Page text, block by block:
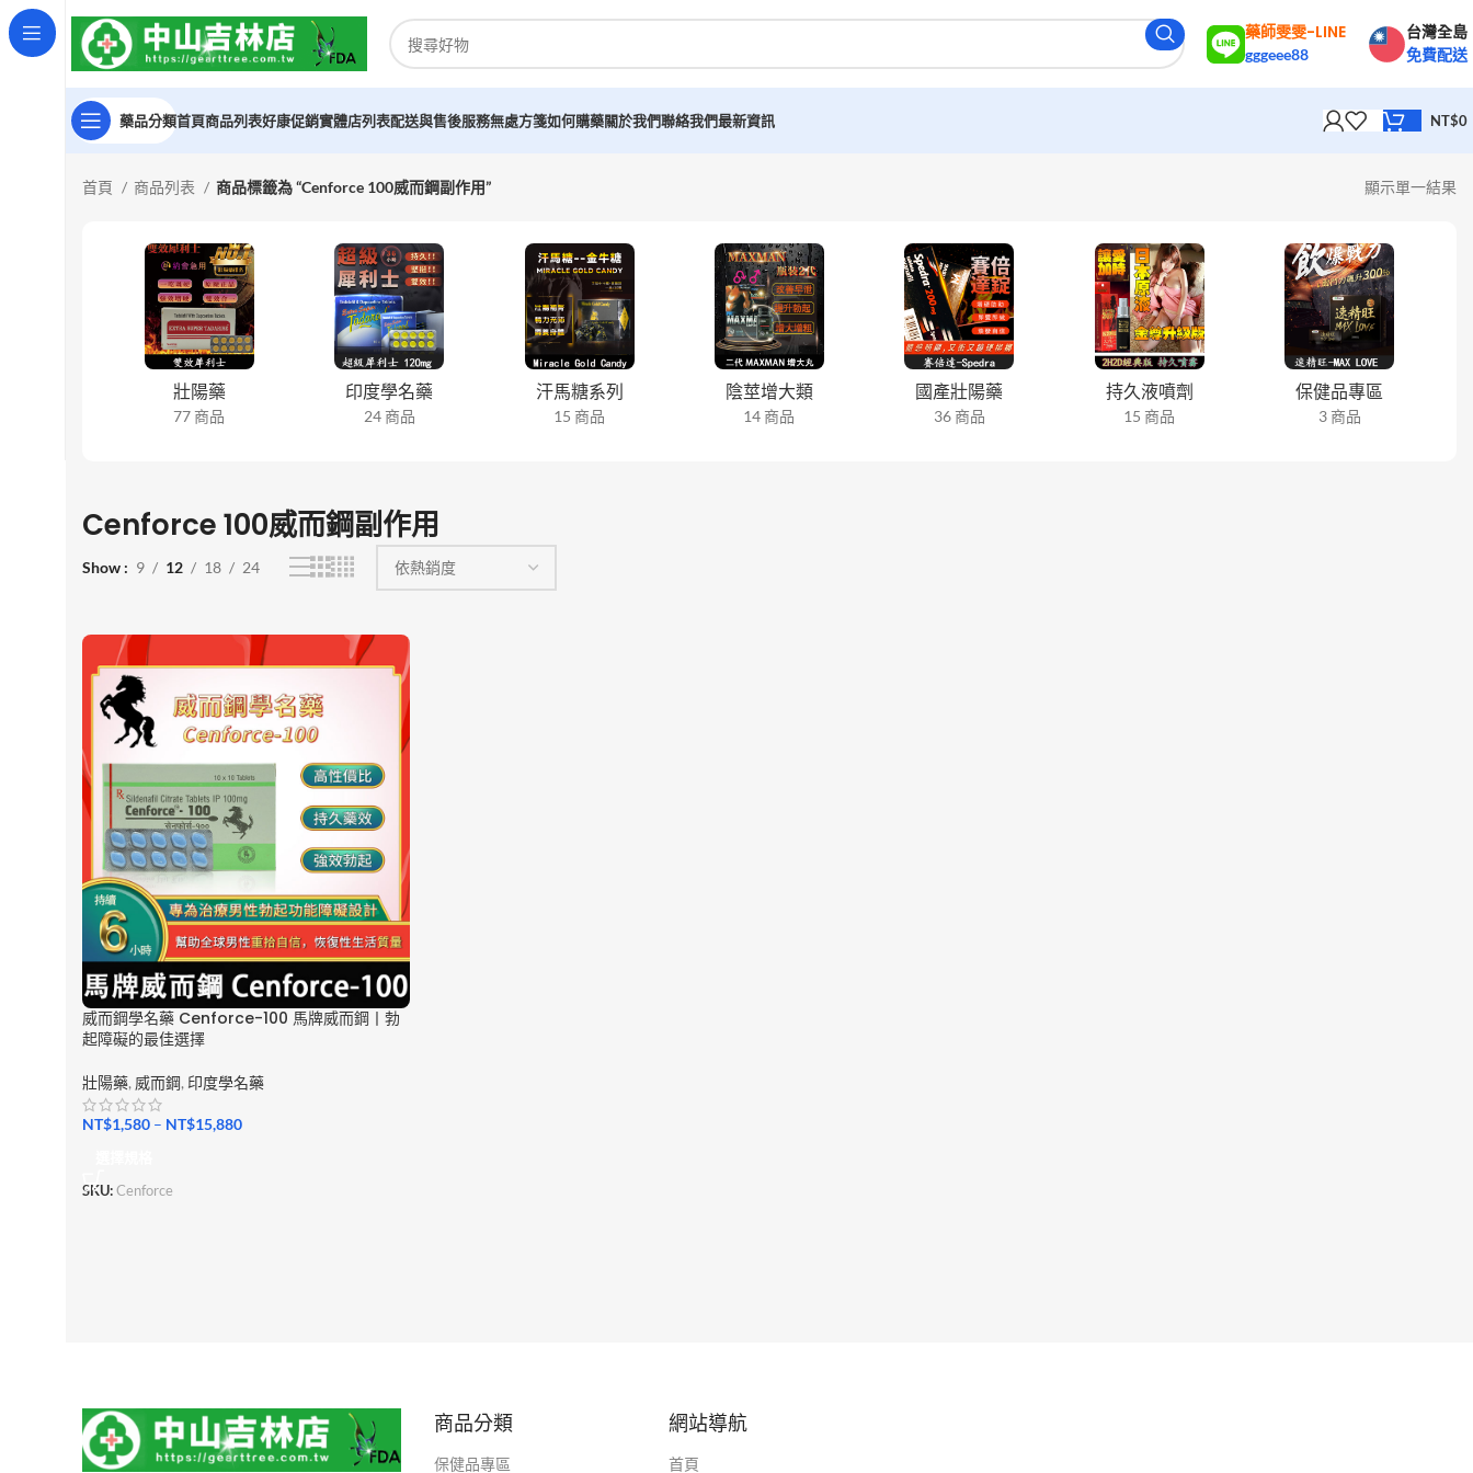
藥師雯雯-LINE
gggeee88
台灣全島
免費配送
藥品分類首頁商品列表好康促銷實體店列表配送與售後服務無處方箋如何購藥關於我們聯絡我們最新資訊 NT$0
首頁 商品列表 商品標籤為 “Cenforce 100威而鋼副作用” 顯示單一結果
壯陽藥
77 商品
印度學名藥
24 商品
汗馬糖系列
15 商品
陰莖增大類
14 商品
國產壯陽藥
36 商品
持久液噴劑
15 商品
保健品專區
3 商品
Cenforce 100威而鋼副作用
Show 9 12 18 24
威而鋼學名藥 Cenforce-100 馬牌威而鋼丨勃
起障礙的最佳選擇
壯陽藥, 威而鋼, 印度學名藥
NT$1,580 – NT$15,880
SKU:Cenforce
商品分類
保健品專區
網站導航
首頁